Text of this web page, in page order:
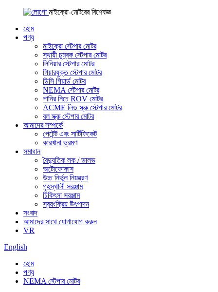
মাইক্রো-মোটরের বিশেষজ্ঞ
হোম
পণ্য
মাইক্রো স্টেপার মোটর
স্থায়ী চুম্বক স্টেপার মোটর
লিনিয়ার স্টেপার মোটর
গিয়ারযুক্ত স্টেপার মোটর
ডিসি গিয়ার্ড মোটর
NEMA স্টেপার মোটর
পানির নিচে ROV মোটর
ACME লিড স্ক্রু স্টেপার মোটর
বল স্ক্রু স্টেপার মোটর
আমাদের সম্পর্কে
পেটেন্ট এবং সার্টিফিকেট
কারখানা ভ্রমণ
সমাধান
বৈদ্যুতিক লক / ভালভ
অটোফোকাস
উচ্চ নির্ভুল নিয়ন্ত্রণ
গৃহস্থালী সরঞ্জাম
চিকিৎসা সরঞ্জাম
স্বয়ংক্রিয় উৎপাদন
সংবাদ
আমাদের সাথে যোগাযোগ করুন
VR
English
হোম
পণ্য
NEMA স্টেপার মোটর